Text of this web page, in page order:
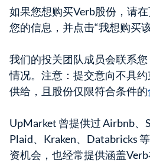
如果您想购买Verb股份，请
您的信息，并点击“我想购买该
我们的投关团队成员会联系
情况。注意：提交意向不具
供给，且股份仅限符合条件的
UpMarket 曾提供过 Airbnb、
Plaid、Kraken、Databricks
资机会，也经常提供涵盖